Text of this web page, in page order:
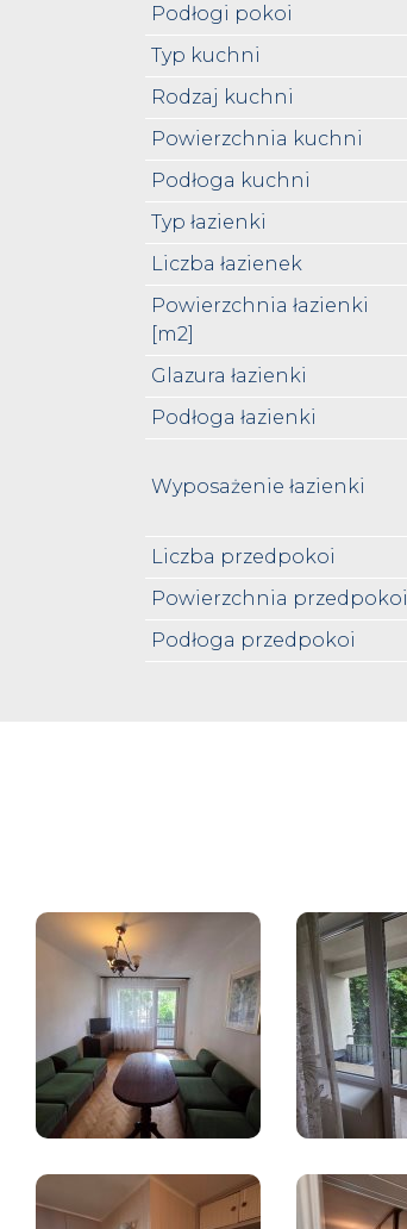
Podłogi pokoi
Typ kuchni
Rodzaj kuchni
Powierzchnia kuchni
Podłoga kuchni
Typ łazienki
Liczba łazienek
Powierzchnia łazienki
[m2]
Glazura łazienki
Podłoga łazienki
Wyposażenie łazienki
Liczba przedpokoi
Powierzchnia przedpokoi
Podłoga przedpokoi